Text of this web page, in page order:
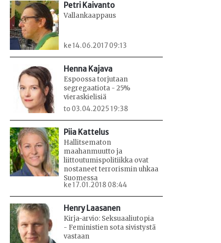
Petri Kaivanto
Vallankaappaus
ke 14.06.2017 09:13
Henna Kajava
Espoossa torjutaan
segregaatiota - 25%
vieraskielisiä
to 03.04.2025 19:38
Piia Kattelus
Hallitsematon
maahanmuutto ja
liittoutumispolitiikka ovat
nostaneet terrorismin uhkaa
Suomessa
ke 17.01.2018 08:44
Henry Laasanen
Kirja-arvio: Seksuaaliutopia
- Feministien sota sivistystä
vastaan